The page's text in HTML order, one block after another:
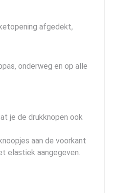
afgedekt,
onderweg en op alle
je de drukknopen ook
aan de voorkant
elastiek aangegeven.